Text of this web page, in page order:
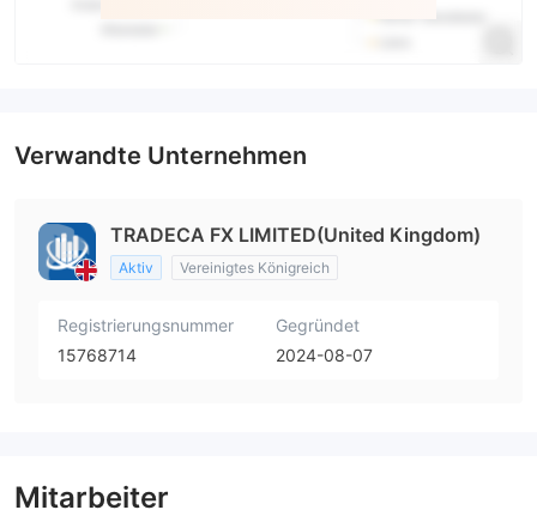
Verwandte Unternehmen
TRADECA FX LIMITED(United Kingdom)
Aktiv Vereinigtes Königreich
Registrierungsnummer
15768714
Gegründet
2024-08-07
Mitarbeiter